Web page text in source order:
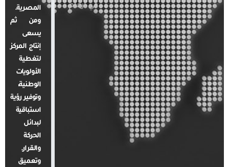
في أرقام
المصرية.
ومن ثم
يسعى
إنتاج المركز
لتغطية
الأولويات
الوطنية،
وتوفير رؤية
استباقية
لبدائل
الحركة
والقرار.
وتعميق